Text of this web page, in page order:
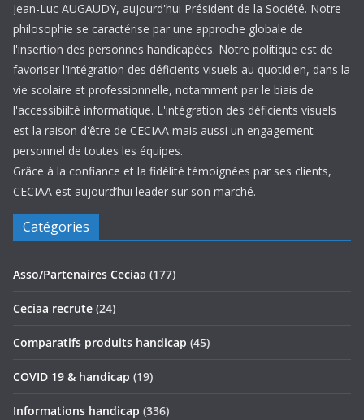
Jean-Luc AUGAUDY, aujourd'hui Président de la Société. Notre
philosophie se caractérise par une approche globale de
l'insertion des personnes handicapées. Notre politique est de
favoriser l'intégration des déficients visuels au quotidien, dans la
vie scolaire et professionnelle, notamment par le biais de
l'accessibiilté informatique. L'intégration des déficients visuels
est la raison d'être de CECIAA mais aussi un engagement
personnel de toutes les équipes.
Grâce à la confiance et la fidélité témoignées par ses clients,
CECIAA est aujourd’hui leader sur son marché.
Catégories
Asso/Partenaires Ceciaa (177)
Ceciaa recrute (24)
Comparatifs produits handicap (45)
COVID 19 & handicap (19)
Informations handicap (336)